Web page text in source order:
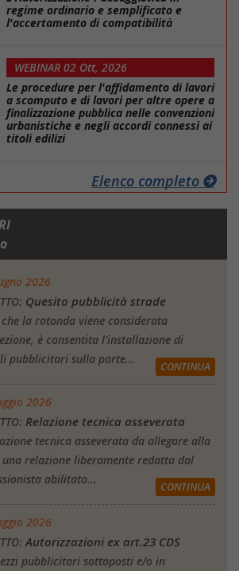
regime ordinario e semplificato e
l'accertamento di compatibilità
WEBINAR 02 Ott, 2026
Le procedure per l'affidamento di lavori
a scomputo e di lavori per altre opere a
finalizzazione pubblica nelle convenzioni
urbanistiche e negli accordi connessi ai
titoli edilizi
Elenco completo
2026
Quesito pubblicità strade
che la rotonda viene considerata
è consentita l'installazione di
pubblicitari sulla parte...
CONTINUA
2026
Relazione tecnica asseverata
tecnica asseverata da allegare alla
una relazione liberamente redatta dal
abilitato...
CONTINUA
2026
Autorizzazioni ex art.23 CDS
pubblicitari sottoposti e/o in